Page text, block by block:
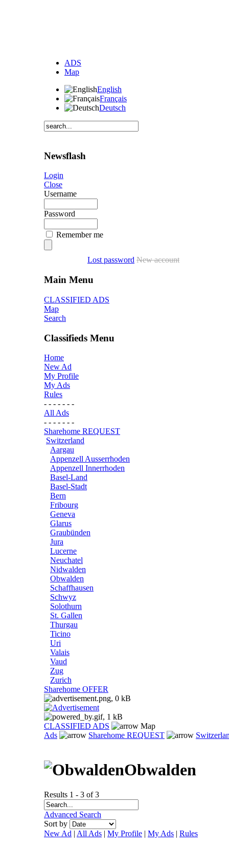
ADS
Map
English
Français
Deutsch
Newsflash
Login
Close
Username
Password
Remember me
Lost password New account
Main Menu
CLASSIFIED ADS
Map
Search
Classifieds Menu
Home
New Ad
My Profile
My Ads
Rules
- - - - - - -
All Ads
- - - - - - -
Sharehome REQUEST
Switzerland
Aargau
Appenzell Ausserrhoden
Appenzell Innerrhoden
Basel-Land
Basel-Stadt
Bern
Fribourg
Geneva
Glarus
Graubünden
Jura
Lucerne
Neuchatel
Nidwalden
Obwalden
Schaffhausen
Schwyz
Solothurn
St. Gallen
Thurgau
Ticino
Uri
Valais
Vaud
Zug
Zurich
Sharehome OFFER
CLASSIFIED ADS
Map
Ads
Sharehome REQUEST
Obwalden
Results 1 - 3 of 3
Advanced Search
Sort by
New Ad | All Ads | My Profile | My Ads | Rules